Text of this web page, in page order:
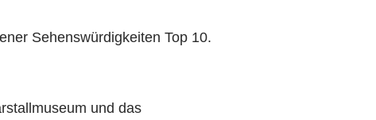
Sehenswürdigkeiten Top 10.
und das